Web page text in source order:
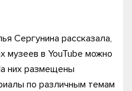
Сергунина рассказала,
музеев в YouTube можно
них размещены
по различным темам